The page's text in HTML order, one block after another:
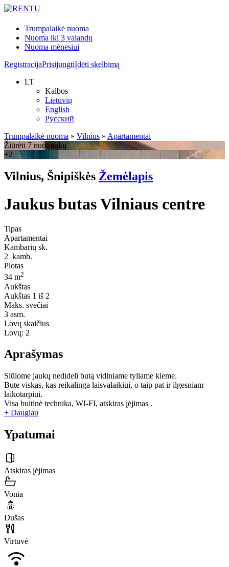
Trumpalaikė nuoma
Nuoma iki 3 valandų
Nuoma mėnesiui
RegistracijaPrisijungtiĮdėti skelbimą
LT
Kalbos
Lietuvių
English
Русский
Trumpalaikė nuoma » Vilnius » Apartamentai
Žiūrėti 7 nuotraukų
+2
Vilnius, Šnipiškės Žemėlapis
Jaukus butas Vilniaus centre
Tipas
Apartamentai
Kambarių sk.
2 kamb.
Plotas
34 m2
Aukštas
Aukštas 1 iš 2
Maks. svečiai
3 asm.
Lovų skaičius
Lovų: 2
Aprašymas
Siūlome jaukų nedideli butą vidiniame tyliame kieme.
Bute viskas, kas reikalinga laisvalaikiui, o taip pat ir ilgesniam
laikotarpiui.
Visa buitinė technika, WI-FI, atskiras įėjimas .
+ Daugiau
Ypatumai
Atskiras įėjimas
Vonia
Dušas
Virtuvė